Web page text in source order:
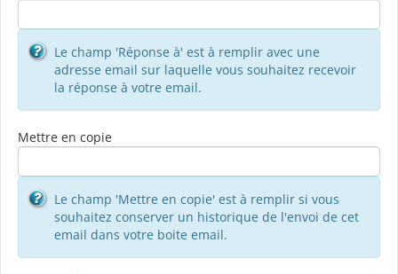
Le champ 'Réponse à' est à remplir avec une
adresse email sur laquelle vous souhaitez recevoir
la réponse à votre email.
Mettre en copie
Le champ 'Mettre en copie' est à remplir si vous
souhaitez conserver un historique de l'envoi de cet
email dans votre boite email.